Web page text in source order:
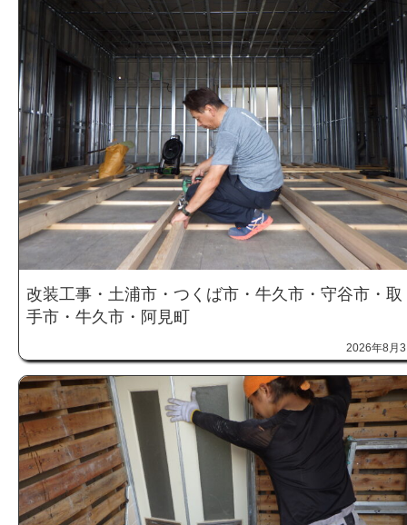
改装工事・土浦市・つくば市・牛久市・守谷市・取
手市・牛久市・阿見町
2026年8月